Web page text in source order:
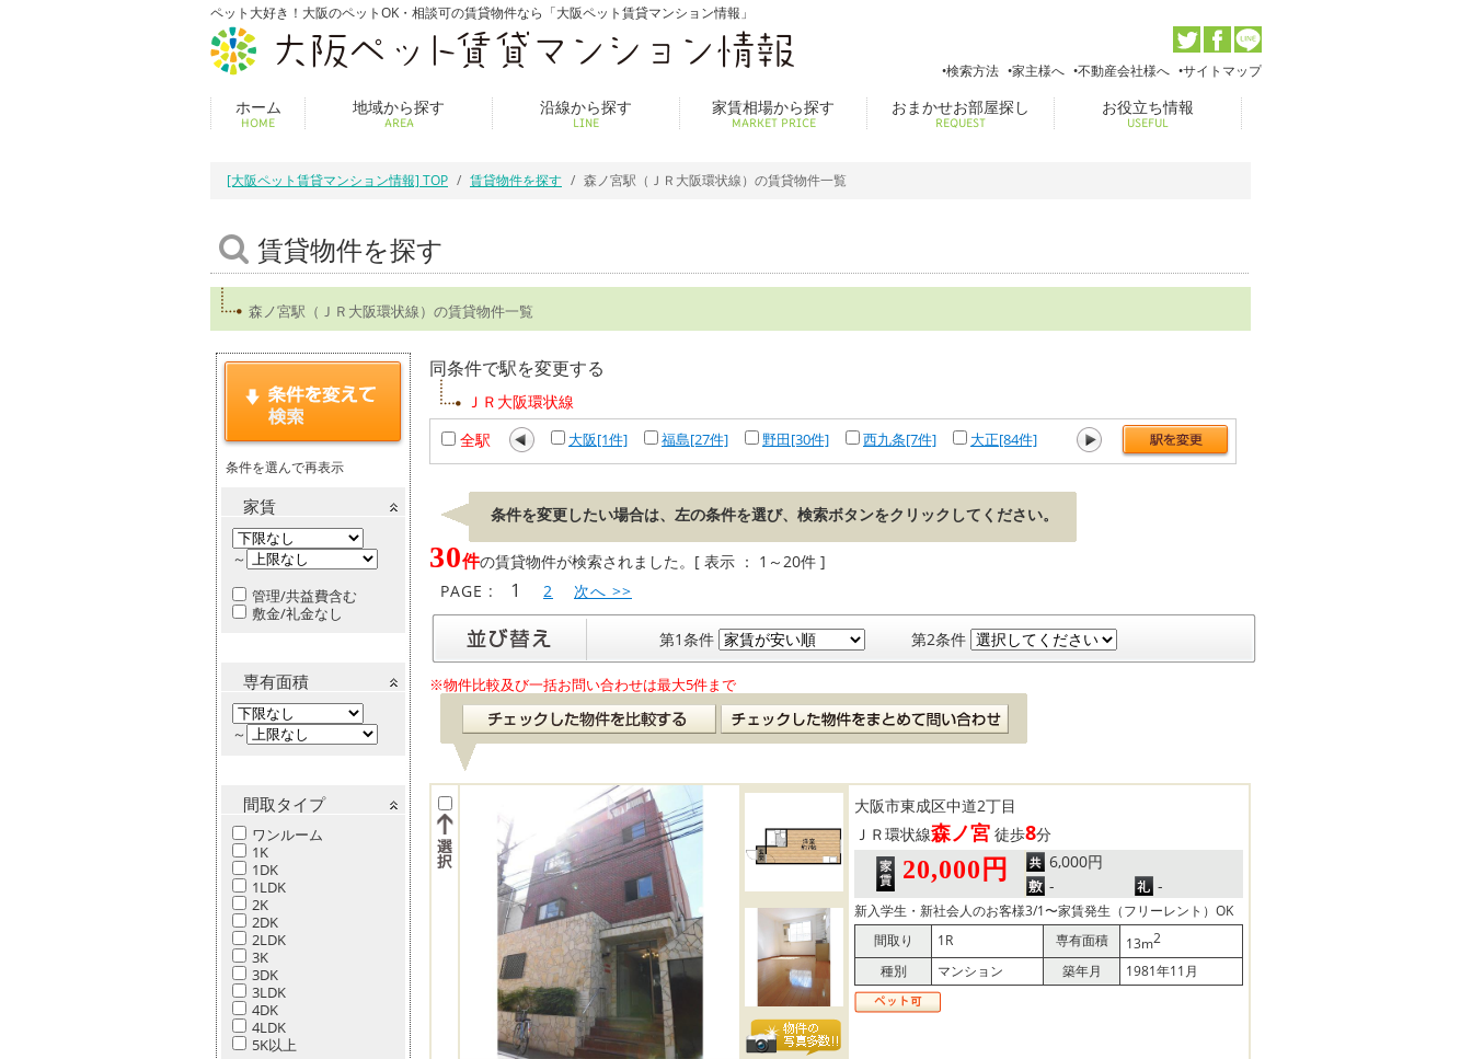
ペット大好き！大阪のペットOK・相談可の賃貸物件なら「大阪ペット賃貸マンション情報」
検索方法 家主様へ 不動産会社様へ サイトマップ
ホーム
HOME
地域から探す
AREA
沿線から探す
LINE
家賃相場から探す
MARKET PRICE
おまかせお部屋探し
REQUEST
お役立ち情報
USEFUL
[大阪ペット賃貸マンション情報] TOP 賃貸物件を探す 森ノ宮駅（ＪＲ大阪環状線）の賃貸物件一覧
賃貸物件を探す
森ノ宮駅（ＪＲ大阪環状線）の賃貸物件一覧
条件を選んで再表示
家賃
～
管理/共益費含む
敷金/礼金なし
専有面積
～
間取タイプ
ワンルーム
1K
1DK
1LDK
2K
2DK
2LDK
3K
3DK
3LDK
4DK
4LDK
5K以上
同条件で駅を変更する
ＪＲ大阪環状線
全駅
大阪[1件] 福島[27件] 野田[30件] 西九条[7件] 大正[84件] 芦原橋[162件] 今宮[159件]
条件を変更したい場合は、左の条件を選び、検索ボタンをクリックしてください。
30件の賃貸物件が検索されました。[ 表示 ： 1～20件 ]
PAGE :
1 2 次へ >>
第1条件 第2条件
※物件比較及び一括お問い合わせは最大5件まで
大阪市東成区中道2丁目
ＪＲ環状線森ノ宮 徒歩8分
20,000円
6,000円
-
-
新入学生・新社会人のお客様3/1〜家賃発生（フリーレント）OK
間取り
1R 専有面積 13m2
種別
マンション 築年月 1981年11月